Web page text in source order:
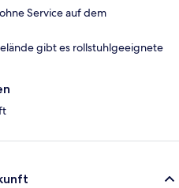
Service auf dem
gibt es rollstuhlgeeignete